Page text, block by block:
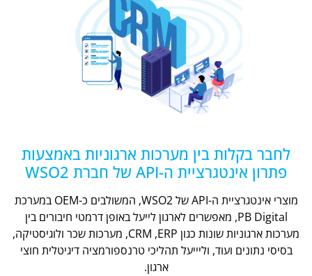
לחבר בקלות בין מערכות ארגוניות באמצעות
פתרון אינטגרציית ה-API של חברת WSO2
מוצרי אינטגרציית ה-API של WSO2, המשולבים כ-OEM במערכת
PB Digital, מאפשרים לארגון לייעל באופן דרמטי חיבורים בין
מערכות ארגוניות שונות כגון CRM ,ERP, מערכות שכר ולוגיסטיקה,
בסיסי נתונים ועוד, וליייעל תהליכי טרנספורמציה דיגיטלית חוצי
ארגון.